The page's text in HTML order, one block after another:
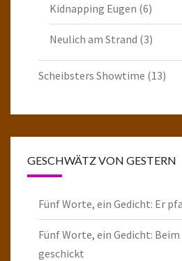
Kidnapping Eugen (6)
Neulich am Strand (3)
Scheibsters Showtime (13)
GESCHWÄTZ VON GESTERN
Fünf Worte, ein Gedicht: Er
Fünf Worte, ein Gedicht:
geschickt